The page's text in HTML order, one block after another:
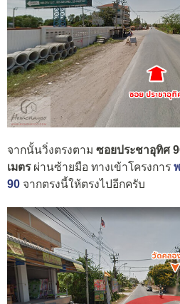
จากนั้นวิ่งตรงตาม ซอยประชาอุทิศ
เมตรผ่านซ้ายมือ ทางเข้าโครงการ
90 จากตรงนี้ให้ตรงไปอีกครับ